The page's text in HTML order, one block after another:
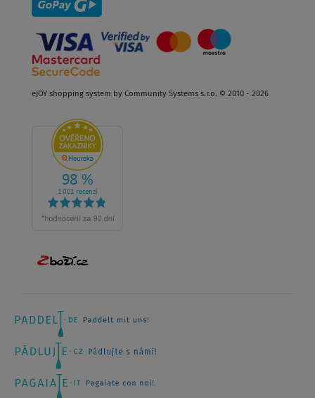
eJOY shopping system by Community Systems s.r.o. © 2010 - 2026